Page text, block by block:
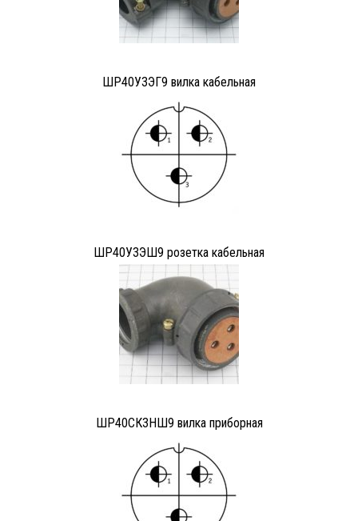
ШР40У3ЭГ9 вилка кабельная
ШР40У3ЭШ9 розетка кабельная
ШР40СК3НШ9 вилка приборная